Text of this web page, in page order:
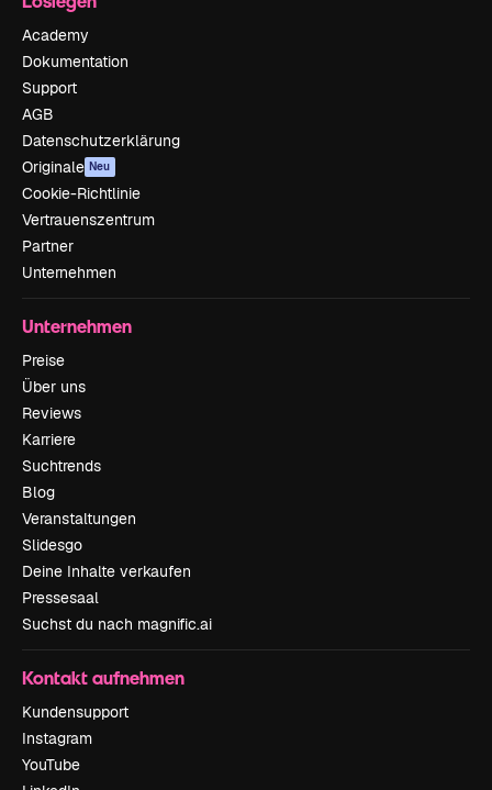
Academy
Dokumentation
Support
AGB
Datenschutzerklärung
Originale Neu
Cookie-Richtlinie
Vertrauenszentrum
Partner
Unternehmen
Unternehmen
Preise
Über uns
Reviews
Karriere
Suchtrends
Blog
Veranstaltungen
Slidesgo
Deine Inhalte verkaufen
Pressesaal
Suchst du nach magnific.ai
Kontakt aufnehmen
Kundensupport
Instagram
YouTube